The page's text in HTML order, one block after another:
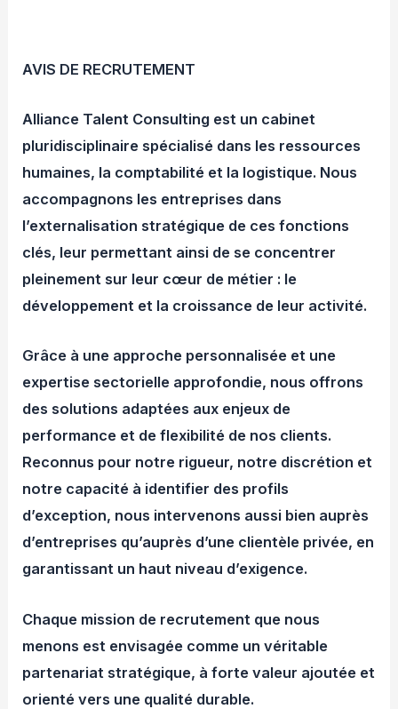
AVIS DE RECRUTEMENT
Alliance Talent Consulting est un cabinet
pluridisciplinaire spécialisé dans les ressources
humaines, la comptabilité et la logistique. Nous
accompagnons les entreprises dans
l’externalisation stratégique de ces fonctions
clés, leur permettant ainsi de se concentrer
pleinement sur leur cœur de métier : le
développement et la croissance de leur activité.
Grâce à une approche personnalisée et une
expertise sectorielle approfondie, nous offrons
des solutions adaptées aux enjeux de
performance et de flexibilité de nos clients.
Reconnus pour notre rigueur, notre discrétion et
notre capacité à identifier des profils
d’exception, nous intervenons aussi bien auprès
d’entreprises qu’auprès d’une clientèle privée, en
garantissant un haut niveau d’exigence.
Chaque mission de recrutement que nous
menons est envisagée comme un véritable
partenariat stratégique, à forte valeur ajoutée et
orienté vers une qualité durable.